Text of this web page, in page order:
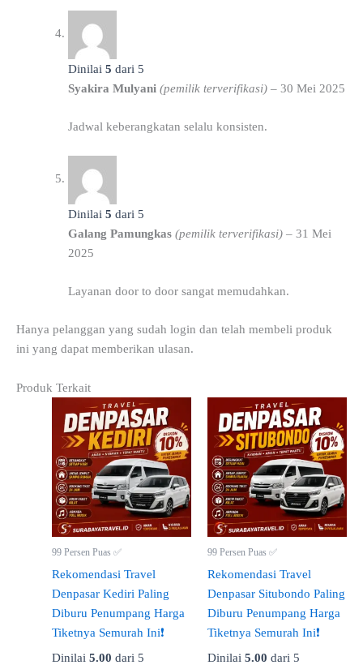
Dinilai 5 dari 5
Syakira Mulyani (pemilik terverifikasi) – 30 Mei 2025
Jadwal keberangkatan selalu konsisten.
Dinilai 5 dari 5
Galang Pamungkas (pemilik terverifikasi) – 31 Mei
2025
Layanan door to door sangat memudahkan.
Hanya pelanggan yang sudah login dan telah membeli produk
ini yang dapat memberikan ulasan.
Produk Terkait
99 Persen Puas ✅
Rekomendasi Travel
Denpasar Kediri Paling
Diburu Penumpang Harga
Tiketnya Semurah Ini❗
Dinilai 5.00 dari 5
99 Persen Puas ✅
Rekomendasi Travel
Denpasar Situbondo Paling
Diburu Penumpang Harga
Tiketnya Semurah Ini❗
Dinilai 5.00 dari 5